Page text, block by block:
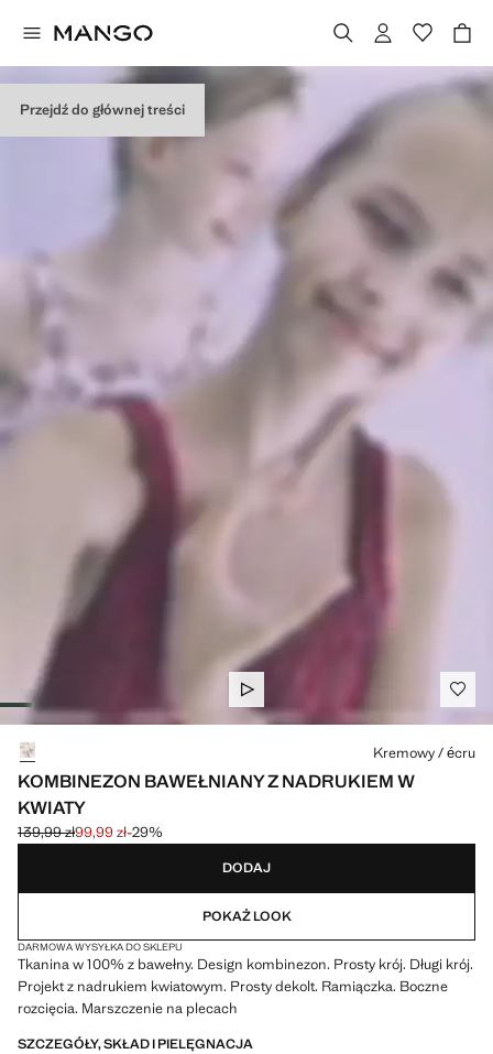
Przejdź do głównej treści
KOMBINEZON BAWEŁNIANY Z NADRUKIEM W
KWIATY
Skreślona cena początkowa [139,99 zł ]
139,99 zł
Aktualna cena [99,99 zł ]
99,99 zł-29%
Wybierz kolor
Kremowy / écru
DODAJ
POKAŻ LOOK
DARMOWA WYSYŁKA DO SKLEPU
Tkanina w 100% z bawełny. Design kombinezon. Prosty krój. Długi krój.
Projekt z nadrukiem kwiatowym. Prosty dekolt. Ramiączka. Boczne
rozcięcia. Marszczenie na plecach
SZCZEGÓŁY, SKŁAD I PIELĘGNACJA